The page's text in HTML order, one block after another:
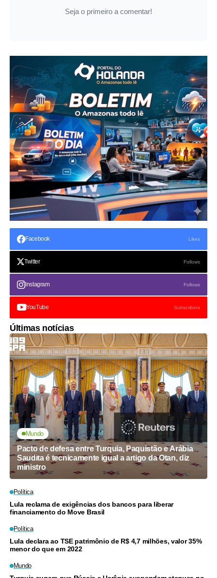
Seja o primeiro a comentar!
Facebook Likes
Twitter Follows
Instagram Follows
YouTube Subscribers
Últimas notícias
Mundo
Pacto de defesa entre Turquia, Paquistão e Arábia
Saudita é tecnicamente igual a artigo da Otan, diz
ministro
Política
Lula reclama de exigências dos bancos para liberar
financiamento do Move Brasil
Política
Lula declara ao TSE patrimônio de R$ 4,7 milhões, valor 35%
menor do que em 2022
Mundo